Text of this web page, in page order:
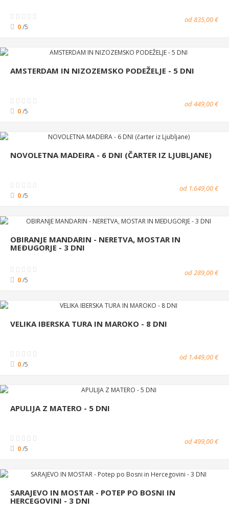
0/5
od 835,00 €
AMSTERDAM IN NIZOZEMSKO PODEŽELJE - 5 DNI
0/5
od 449,00 €
NOVOLETNA MADEIRA - 6 DNI (ČARTER IZ LJUBLJANE)
0/5
od 1.649,00 €
OBIRANJE MANDARIN - NERETVA, MOSTAR IN
MEÐUGORJE - 3 DNI
0/5
od 289,00 €
VELIKA IBERSKA TURA IN MAROKO - 8 DNI
0/5
od 1.449,00 €
APULIJA Z MATERO - 5 DNI
0/5
od 499,00 €
SARAJEVO IN MOSTAR - POTEP PO BOSNI IN
HERCEGOVINI - 3 DNI